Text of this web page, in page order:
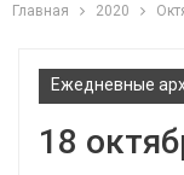
Главная 2020
Ежедневные
18